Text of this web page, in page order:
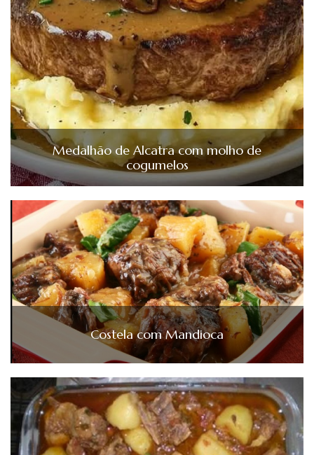
Medalhão de Alcatra com molho de
cogumelos
Costela com Mandioca